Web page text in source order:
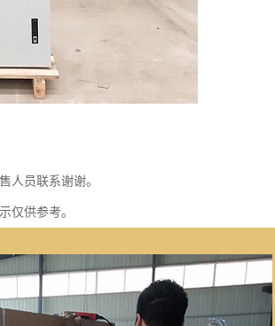
人员联系谢谢。
仅供参考。